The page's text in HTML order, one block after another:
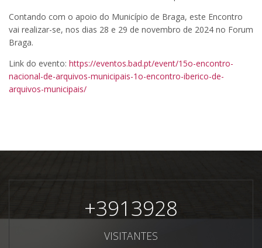
Contando com o apoio do Município de Braga, este Encontro
vai realizar-se, nos dias 28 e 29 de novembro de 2024 no Forum
Braga.
Link do evento: https://eventos.bad.pt/event/15o-encontro-
nacional-de-arquivos-municipais-1o-encontro-iberico-de-
arquivos-municipais/
+3913928
VISITANTES